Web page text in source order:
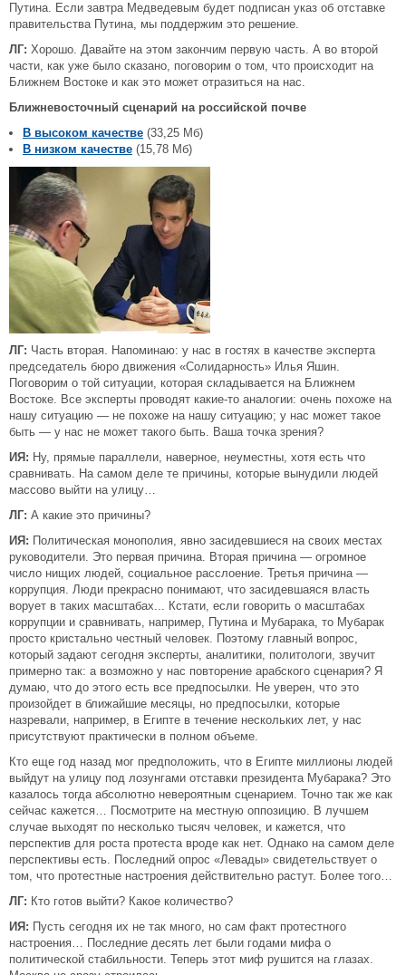
Путина. Если завтра Медведевым будет подписан указ об отставке
правительства Путина, мы поддержим это решение.
ЛГ: Хорошо. Давайте на этом закончим первую часть. А во второй
части, как уже было сказано, поговорим о том, что происходит на
Ближнем Востоке и как это может отразиться на нас.
Ближневосточный сценарий на российской почве
В высоком качестве (33,25 Мб)
В низком качестве (15,78 Мб)
ЛГ: Часть вторая. Напоминаю: у нас в гостях в качестве эксперта
председатель бюро движения «Солидарность» Илья Яшин.
Поговорим о той ситуации, которая складывается на Ближнем
Востоке. Все эксперты проводят какие-то аналогии: очень похоже на
нашу ситуацию — не похоже на нашу ситуацию; у нас может такое
быть — у нас не может такого быть. Ваша точка зрения?
ИЯ: Ну, прямые параллели, наверное, неуместны, хотя есть что
сравнивать. На самом деле те причины, которые вынудили людей
массово выйти на улицу…
ЛГ: А какие это причины?
ИЯ: Политическая монополия, явно засидевшиеся на своих местах
руководители. Это первая причина. Вторая причина — огромное
число нищих людей, социальное расслоение. Третья причина —
коррупция. Люди прекрасно понимают, что засидевшаяся власть
ворует в таких масштабах... Кстати, если говорить о масштабах
коррупции и сравнивать, например, Путина и Мубарака, то Мубарак
просто кристально честный человек. Поэтому главный вопрос,
который задают сегодня эксперты, аналитики, политологи, звучит
примерно так: а возможно у нас повторение арабского сценария? Я
думаю, что до этого есть все предпосылки. Не уверен, что это
произойдет в ближайшие месяцы, но предпосылки, которые
назревали, например, в Египте в течение нескольких лет, у нас
присутствуют практически в полном объеме.
Кто еще год назад мог предположить, что в Египте миллионы людей
выйдут на улицу под лозунгами отставки президента Мубарака? Это
казалось тогда абсолютно невероятным сценарием. Точно так же как
сейчас кажется… Посмотрите на местную оппозицию. В лучшем
случае выходят по несколько тысяч человек, и кажется, что
перспектив для роста протеста вроде как нет. Однако на самом деле
перспективы есть. Последний опрос «Левады» свидетельствует о
том, что протестные настроения действительно растут. Более того…
ЛГ: Кто готов выйти? Какое количество?
ИЯ: Пусть сегодня их не так много, но сам факт протестного
настроения… Последние десять лет были годами мифа о
политической стабильности. Теперь этот миф рушится на глазах.